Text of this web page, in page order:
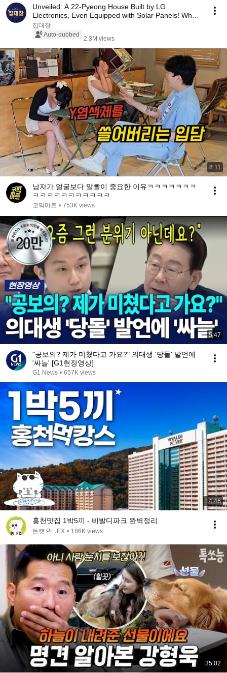
Unveiled: A 22-Pyeong House Built by LG
Electronics, Even Equipped with Solar Panels! What
Happen...
집대장
Auto-dubbed
2.3M views
8:11
남자가 얼굴보다 말빨이 중요한 이유ㅋㅋㅋㅋㅋㅋㅋ
ㅋㅋㅋㅋㅋㅋㅋㅋㅋㅋㅋ
코믹마트 • 753K views
5:47
"공보의? 제가 미쳤다고 가요?" 의대생 '당돌' 발언에
'싸늘' [G1현장영상]
G1 News • 657K views
14:46
홍천맛집 1박5끼 - 비발디파크 완벽정리
돈캣 PL․EX • 186K views
35:02